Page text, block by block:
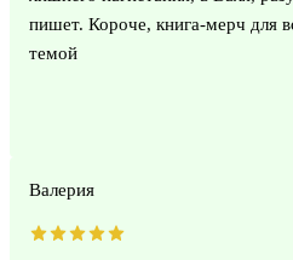
пишет. Короче, книга-мерч для
темой
Валерия